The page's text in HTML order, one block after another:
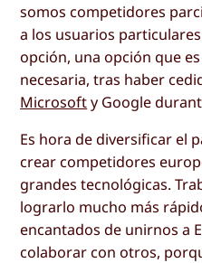
somos competidores
a los usuarios
opción, una opción que
necesaria, tras haber
Microsofty Google
Es hora de diversificar el
crear competidores
grandes tecnológicas.
lograrlo mucho más
encantados de unirnos a
colaborar con otros,